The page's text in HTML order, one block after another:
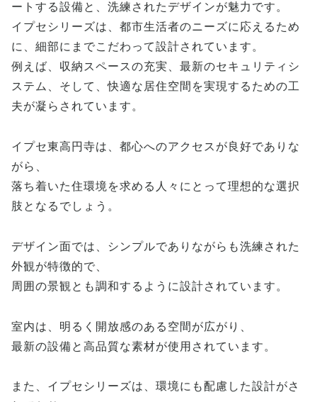
ートする設備と、洗練されたデザインが魅力です。
イプセシリーズは、都市生活者のニーズに応えるため
に、細部にまでこだわって設計されています。
例えば、収納スペースの充実、最新のセキュリティシ
ステム、そして、快適な居住空間を実現するための工
夫が凝らされています。
イプセ東高円寺は、都心へのアクセスが良好でありな
がら、
落ち着いた住環境を求める人々にとって理想的な選択
肢となるでしょう。
デザイン面では、シンプルでありながらも洗練された
外観が特徴的で、
周囲の景観とも調和するように設計されています。
室内は、明るく開放感のある空間が広がり、
最新の設備と高品質な素材が使用されています。
また、イプセシリーズは、環境にも配慮した設計がさ